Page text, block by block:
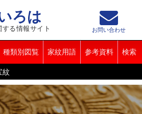
ろは
る情報サイト
種類別図覧 家紋用語 参考資料 検索
お問い合わせ
紋